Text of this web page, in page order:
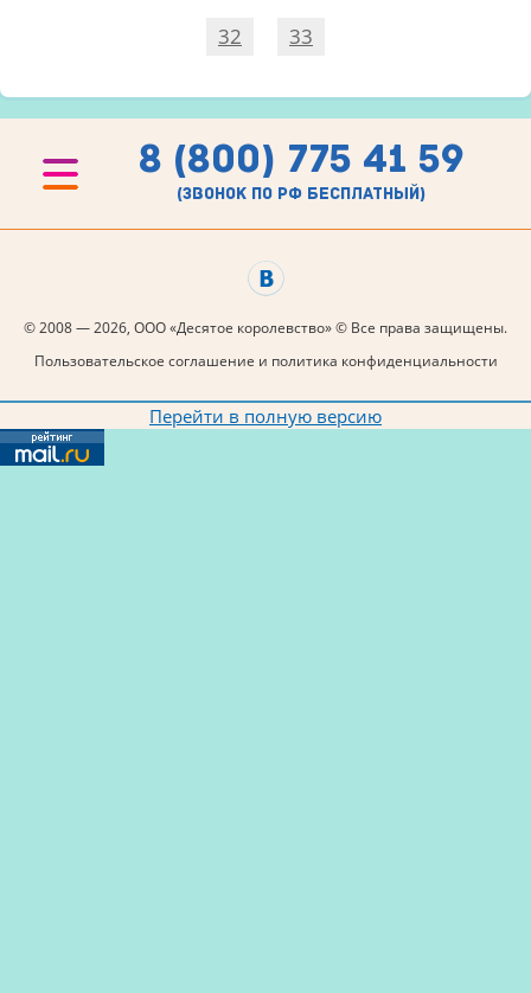
32 33
8 (800) 775 41 59
(звонок по рф бесплатный)
© 2008 — 2026, ООО «Десятое королевство» © Все права защищены.
Пользовательское соглашение и политика конфиденциальности
Перейти в полную версию